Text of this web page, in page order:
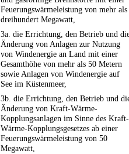
Feuerungswärmeleistung von mehr als
dreihundert Megawatt,
3a. die Errichtung, den Betrieb und
Änderung von Anlagen zur Nutzung
von Windenergie an Land mit einer
Gesamthöhe von mehr als 50 Metern
sowie Anlagen von Windenergie auf
See im Küstenmeer,
3b. die Errichtung, den Betrieb und
Änderung von Kraft-Wärme-
Kopplungsanlagen im Sinne des Kraft-
Wärme-Kopplungsgesetzes ab einer
Feuerungswärmeleistung von 50
Megawatt,